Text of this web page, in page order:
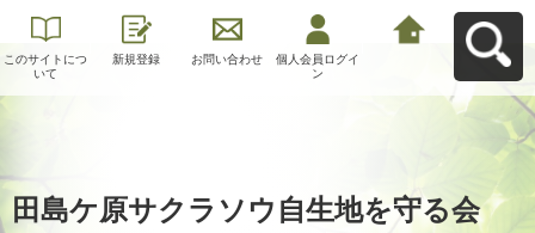
このサイトにつ
いて
新規登録 お問い合わせ
個人会員ログイ
ン
田島ケ原サクラソウ自生地を守る会